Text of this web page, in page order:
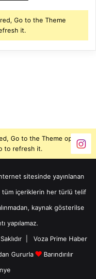
Go to the Theme
it.
Go to the Theme options
to refresh it.
sitesinde yayınlanan
tüm içeriklerin her türlü telif
kaynak gösterilse
yapılamaz.
| Voza Prime Haber
Gururla
Barındırılır